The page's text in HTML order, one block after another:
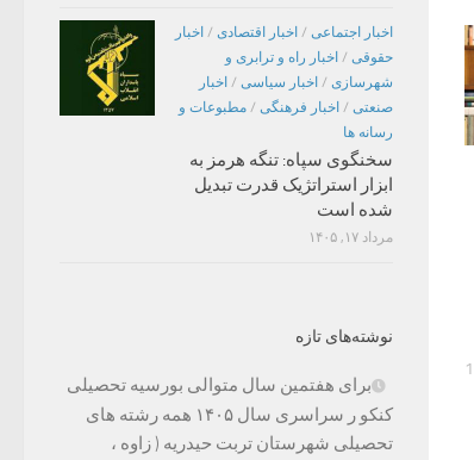
اخبار اجتماعی / اخبار اقتصادی / اخبار
حقوقی / اخبار راه و ترابری و
شهرسازی / اخبار سیاسی / اخبار
صنعتی / اخبار فرهنگی / مطبوعات و
رسانه ها
سخنگوی سپاه: تنگه هرمز به
ابزار استراتژیک قدرت تبدیل
شده است
مرداد ۱۷, ۱۴۰۵
نوشته‌های تازه
برای هفتمین سال متوالی بورسیه تحصیلی
کنکو ر سراسری سال ۱۴۰۵ همه رشته های
تحصیلی شهرستان تربت حیدریه ( زاوه ،